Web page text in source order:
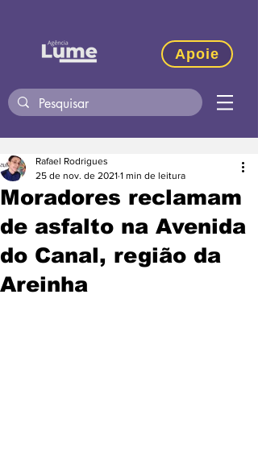
Apoie
Moradores reclamam
de asfalto na Avenida
do Canal, região da
Areinha
Rafael Rodrigues
25 de nov. de 2021 1 min de leitura